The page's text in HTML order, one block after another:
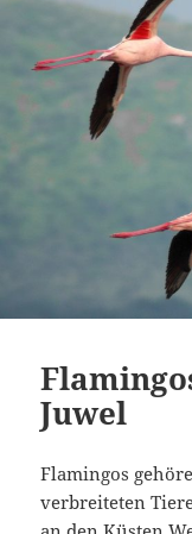
Juwel
Flamingos
verbreiteten